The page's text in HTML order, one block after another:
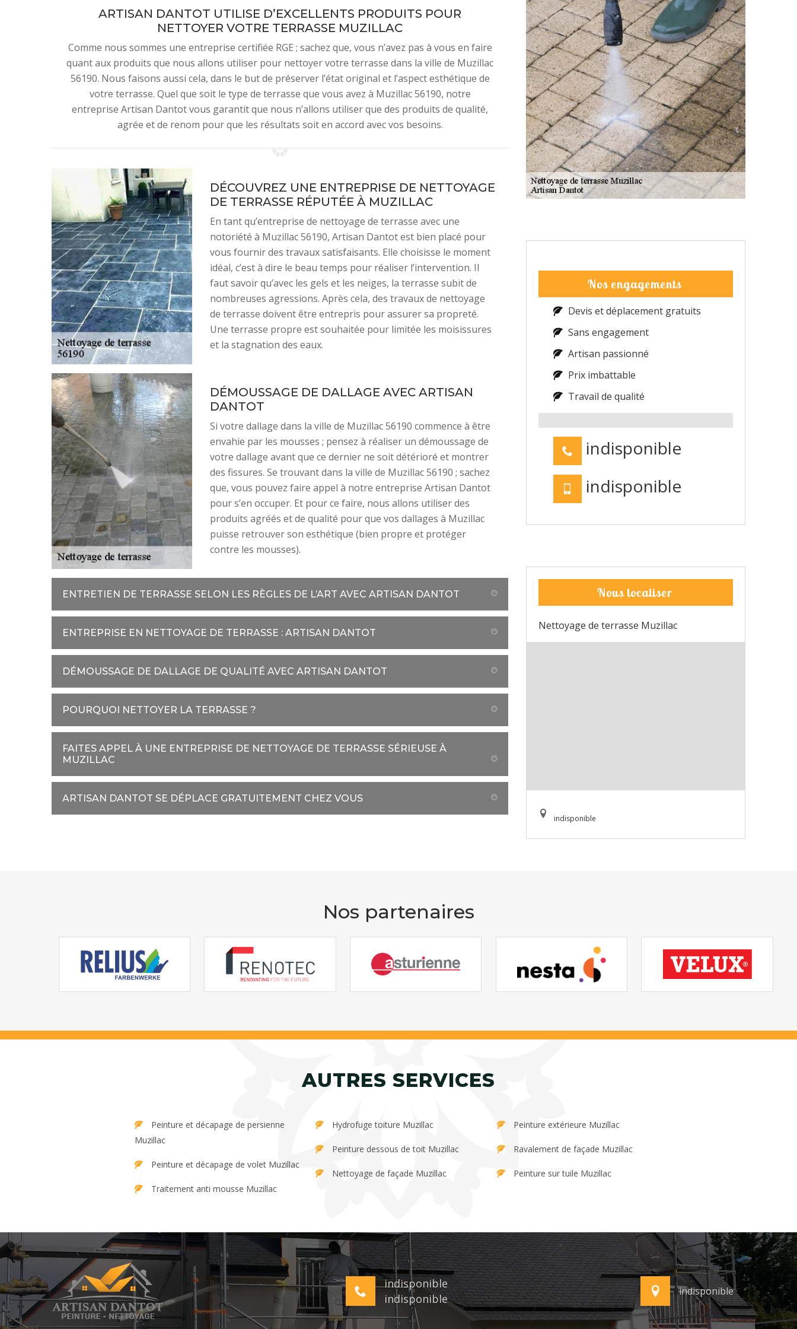
ARTISAN DANTOT UTILISE D’EXCELLENTS PRODUITS POUR
NETTOYER VOTRE TERRASSE MUZILLAC
Comme nous sommes une entreprise certifiée RGE ; sachez que, vous n’avez pas à vous en faire
quant aux produits que nous allons utiliser pour nettoyer votre terrasse dans la ville de Muzillac
56190. Nous faisons aussi cela, dans le but de préserver l’état original et l’aspect esthétique de
votre terrasse. Quel que soit le type de terrasse que vous avez à Muzillac 56190, notre
entreprise Artisan Dantot vous garantit que nous n’allons utiliser que des produits de qualité,
agrée et de renom pour que les résultats soit en accord avec vos besoins.
DÉCOUVREZ UNE ENTREPRISE DE NETTOYAGE
DE TERRASSE RÉPUTÉE À MUZILLAC
En tant qu’entreprise de nettoyage de terrasse avec une
notoriété à Muzillac 56190, Artisan Dantot est bien placé pour
vous fournir des travaux satisfaisants. Elle choisisse le moment
idéal, c’est à dire le beau temps pour réaliser l’intervention. Il
faut savoir qu’avec les gels et les neiges, la terrasse subit de
nombreuses agressions. Après cela, des travaux de nettoyage
de terrasse doivent être entrepris pour assurer sa propreté.
Une terrasse propre est souhaitée pour limitée les moisissures
et la stagnation des eaux.
DÉMOUSSAGE DE DALLAGE AVEC ARTISAN
DANTOT
Si votre dallage dans la ville de Muzillac 56190 commence à être
envahie par les mousses ; pensez à réaliser un démoussage de
votre dallage avant que ce dernier ne soit détérioré et montrer
des fissures. Se trouvant dans la ville de Muzillac 56190 ; sachez
que, vous pouvez faire appel à notre entreprise Artisan Dantot
pour s’en occuper. Et pour ce faire, nous allons utiliser des
produits agréés et de qualité pour que vos dallages à Muzillac
puisse retrouver son esthétique (bien propre et protéger
contre les mousses).
ENTRETIEN DE TERRASSE SELON LES RÈGLES DE L’ART AVEC ARTISAN DANTOT
ENTREPRISE EN NETTOYAGE DE TERRASSE : ARTISAN DANTOT
DÉMOUSSAGE DE DALLAGE DE QUALITÉ AVEC ARTISAN DANTOT
POURQUOI NETTOYER LA TERRASSE ?
FAITES APPEL À UNE ENTREPRISE DE NETTOYAGE DE TERRASSE SÉRIEUSE À
MUZILLAC
ARTISAN DANTOT SE DÉPLACE GRATUITEMENT CHEZ VOUS
Nos engagements
Devis et déplacement gratuits
Sans engagement
Artisan passionné
Prix imbattable
Travail de qualité
indisponible
indisponible
Nous localiser
Nettoyage de terrasse Muzillac
indisponible
Nos partenaires
AUTRES SERVICES
Muzillac
Peinture et décapage de volet Muzillac
Traitement anti mousse Muzillac
Hydrofuge toiture Muzillac
Peinture dessous de toit Muzillac
Nettoyage de façade Muzillac
Peinture extérieure Muzillac
Ravalement de façade Muzillac
Peinture sur tuile Muzillac
indisponible
indisponible
indisponible